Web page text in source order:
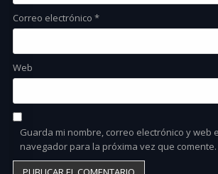
Correo electrónico*
Web
Guarda mi nombre, correo electrónico y web
navegador para la próxima vez que comente.